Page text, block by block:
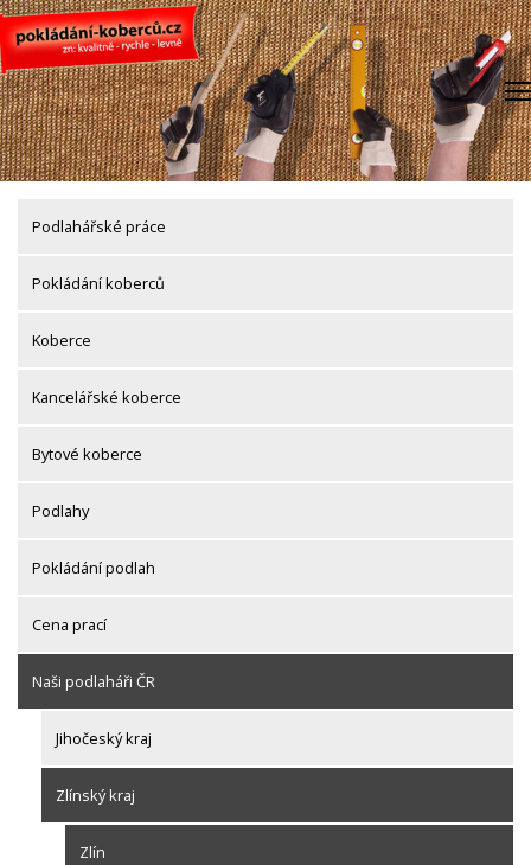
Skip
to
content
Podlahářské práce
Pokládání koberců
Koberce
Kancelářské koberce
Bytové koberce
Podlahy
Pokládání podlah
Cena prací
Naši podlaháři ČR
Jihočeský kraj
Zlínský kraj
Zlín